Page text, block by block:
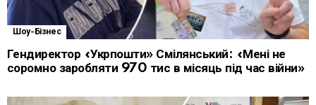
Шоу-Бізнес
Гендиректор «Укрпошти» Смілянський: «Мені не
соромно заробляти 970 тис в місяць під час війни»